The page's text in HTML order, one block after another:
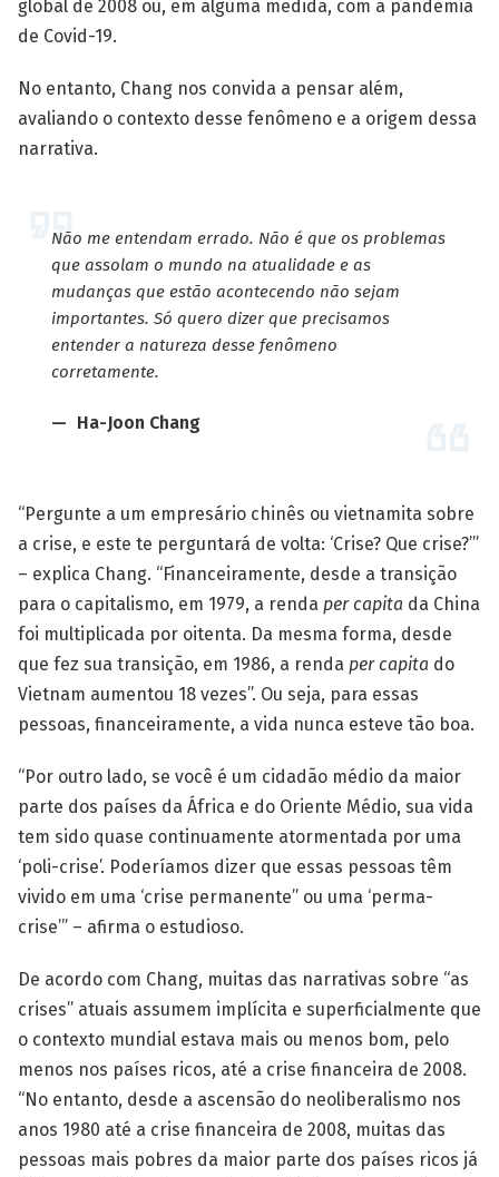
global de 2008 ou, em alguma medida, com a pandemia
de Covid-19.
No entanto, Chang nos convida a pensar além,
avaliando o contexto desse fenômeno e a origem dessa
narrativa.
Não me entendam errado. Não é que os problemas
que assolam o mundo na atualidade e as
mudanças que estão acontecendo não sejam
importantes. Só quero dizer que precisamos
entender a natureza desse fenômeno
corretamente.
Ha-Joon Chang
“Pergunte a um empresário chinês ou vietnamita sobre
a crise, e este te perguntará de volta: ‘Crise? Que crise?’”
– explica Chang. “Financeiramente, desde a transição
para o capitalismo, em 1979, a renda per capita da China
foi multiplicada por oitenta. Da mesma forma, desde
que fez sua transição, em 1986, a renda per capita do
Vietnam aumentou 18 vezes”. Ou seja, para essas
pessoas, financeiramente, a vida nunca esteve tão boa.
“Por outro lado, se você é um cidadão médio da maior
parte dos países da África e do Oriente Médio, sua vida
tem sido quase continuamente atormentada por uma
‘poli-crise’. Poderíamos dizer que essas pessoas têm
vivido em uma ‘crise permanente” ou uma ‘perma-
crise’” – afirma o estudioso.
De acordo com Chang, muitas das narrativas sobre “as
crises” atuais assumem implícita e superficialmente que
o contexto mundial estava mais ou menos bom, pelo
menos nos países ricos, até a crise financeira de 2008.
“No entanto, desde a ascensão do neoliberalismo nos
anos 1980 até a crise financeira de 2008, muitas das
pessoas mais pobres da maior parte dos países ricos já